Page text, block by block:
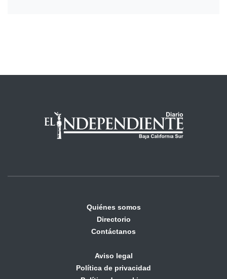
Quiénes somos
Directorio
Contáctanos
Aviso legal
Política de privacidad